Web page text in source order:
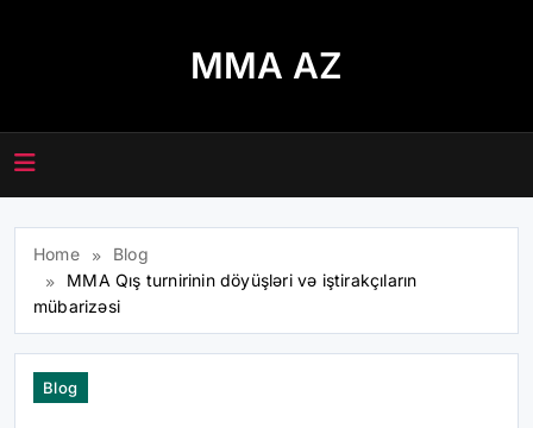
MMA AZ
Home
Blog
MMA Qış turnirinin döyüşləri və iştirakçıların
mübarizəsi
Blog